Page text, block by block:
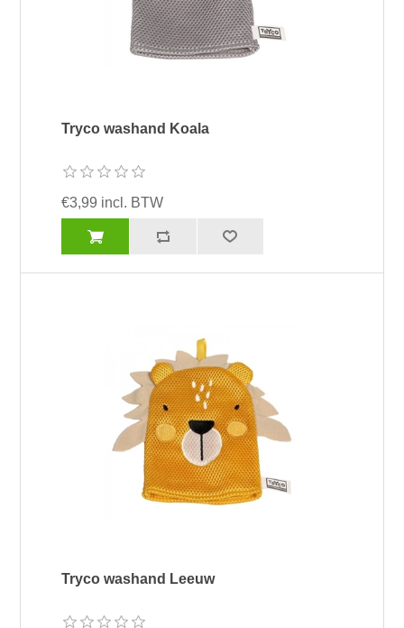
Tryco washand Koala
€3,99 incl. BTW
Tryco washand Leeuw